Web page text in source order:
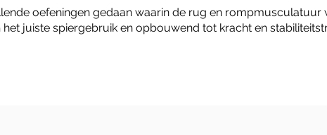
oefeningen gedaan waarin de rug en rompmusculatuur
juiste spiergebruik en opbouwend tot kracht en